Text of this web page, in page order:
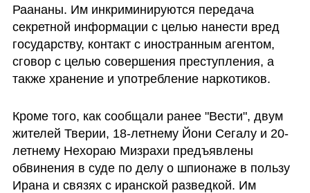
Раананы. Им инкриминируются передача
секретной информации с целью нанести вред
государству, контакт с иностранным агентом,
сговор с целью совершения преступления, а
также хранение и употребление наркотиков.
Кроме того, как сообщали ранее "Вести", двум
жителей Тверии, 18-летнему Йони Сегалу и 20-
летнему Нехораю Мизрахи предъявлены
обвинения в суде по делу о шпионаже в пользу
Ирана и связях с иранской разведкой. Им